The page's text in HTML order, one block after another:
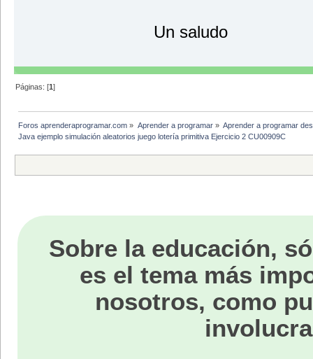
Un saludo
Páginas: [1]
Foros aprenderaprogramar.com » Aprender a programar» Aprender a programar
Java ejemplo simulación aleatorios juego lotería primitiva Ejercicio 2 CU00909C
Sobre la educación,
es el tema más
nosotros, como